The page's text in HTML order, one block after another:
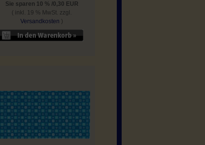
Sie sparen 10 % /0,30 EUR
( inkl. 19 % MwSt. zzgl.
Versandkosten )